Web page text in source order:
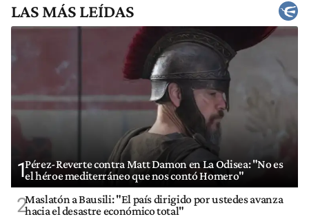
LAS MÁS LEÍDAS
1Pérez-Reverte contra Matt Damon en La Odisea: "No es
el héroe mediterráneo que nos contó Homero"
2Maslatón a Bausili: "El país dirigido por ustedes avanza
hacia el desastre económico total"